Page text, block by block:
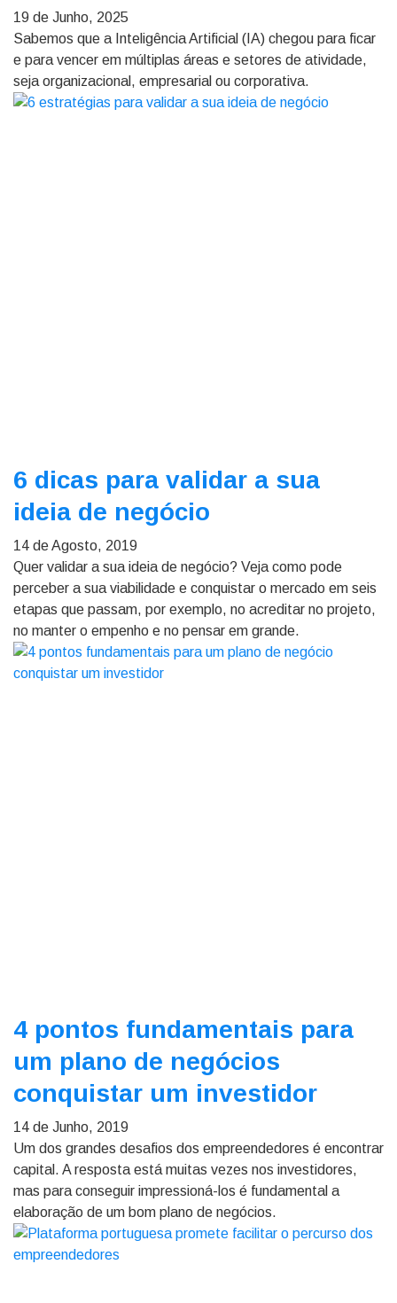
19 de Junho, 2025
Sabemos que a Inteligência Artificial (IA) chegou para ficar
e para vencer em múltiplas áreas e setores de atividade,
seja organizacional, empresarial ou corporativa.
6 dicas para validar a sua
ideia de negócio
14 de Agosto, 2019
Quer validar a sua ideia de negócio? Veja como pode
perceber a sua viabilidade e conquistar o mercado em seis
etapas que passam, por exemplo, no acreditar no projeto,
no manter o empenho e no pensar em grande.
4 pontos fundamentais para
um plano de negócios
conquistar um investidor
14 de Junho, 2019
Um dos grandes desafios dos empreendedores é encontrar
capital. A resposta está muitas vezes nos investidores,
mas para conseguir impressioná-los é fundamental a
elaboração de um bom plano de negócios.